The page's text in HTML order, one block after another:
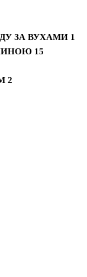
ЗА ВУХАМИ 1
15
2